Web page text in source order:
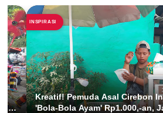
di
INSPIRASI
Kreatif! Pemuda Asal Cirebon
'Bola-Bola Ayam' Rp1.000,-an,